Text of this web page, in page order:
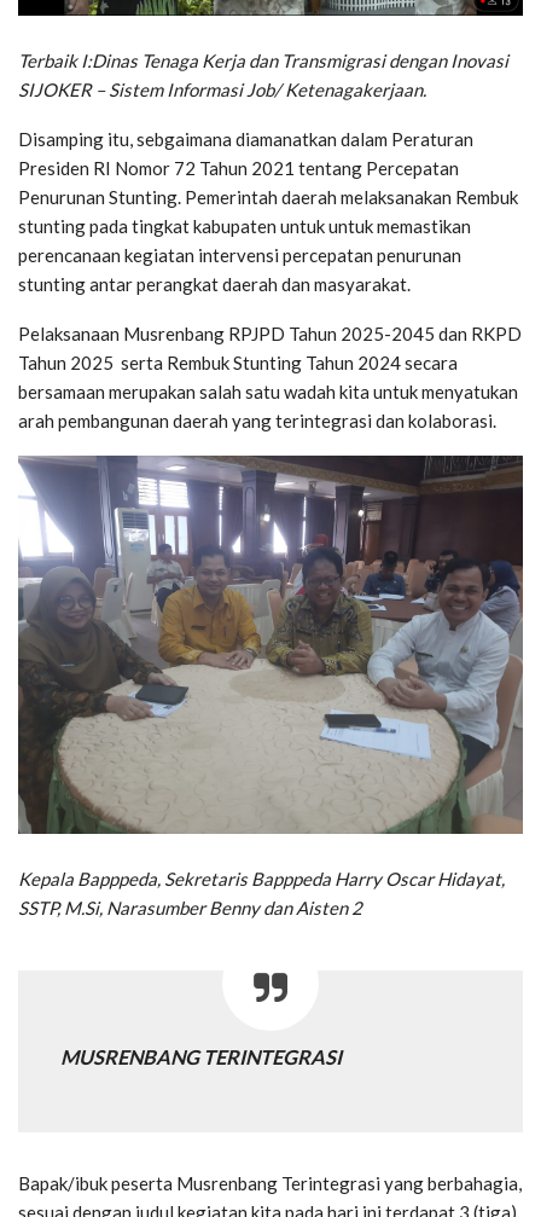
Terbaik I:​Dinas Tenaga Kerja dan Transmigrasi dengan Inovasi
SIJOKER – Sistem Informasi Job/ Ketenagakerjaan.
Disamping itu, sebgaimana diamanatkan dalam Peraturan
Presiden RI Nomor 72 Tahun 2021 tentang Percepatan
Penurunan Stunting. Pemerintah daerah melaksanakan Rembuk
stunting pada tingkat kabupaten untuk untuk memastikan
perencanaan kegiatan intervensi percepatan penurunan
stunting antar perangkat daerah dan masyarakat.
Pelaksanaan Musrenbang RPJPD Tahun 2025-2045 dan RKPD
Tahun 2025 serta Rembuk Stunting Tahun 2024 secara
bersamaan merupakan salah satu wadah kita untuk menyatukan
arah pembangunan daerah yang terintegrasi dan kolaborasi.
Kepala Bapppeda, Sekretaris Bapppeda Harry Oscar Hidayat,
SSTP, M.Si, Narasumber Benny dan Aisten 2
MUSRENBANG TERINTEGRASI
Bapak/ibuk peserta Musrenbang Terintegrasi yang berbahagia,
sesuai dengan judul kegiatan kita pada hari ini terdapat 3 (tiga)